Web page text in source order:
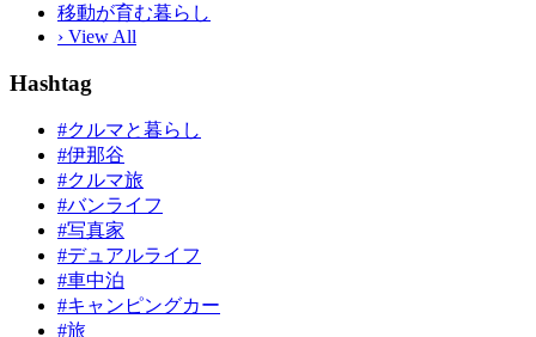
移動が育む暮らし
› View All
Hashtag
#クルマと暮らし
#伊那谷
#クルマ旅
#バンライフ
#写真家
#デュアルライフ
#車中泊
#キャンピングカー
#旅